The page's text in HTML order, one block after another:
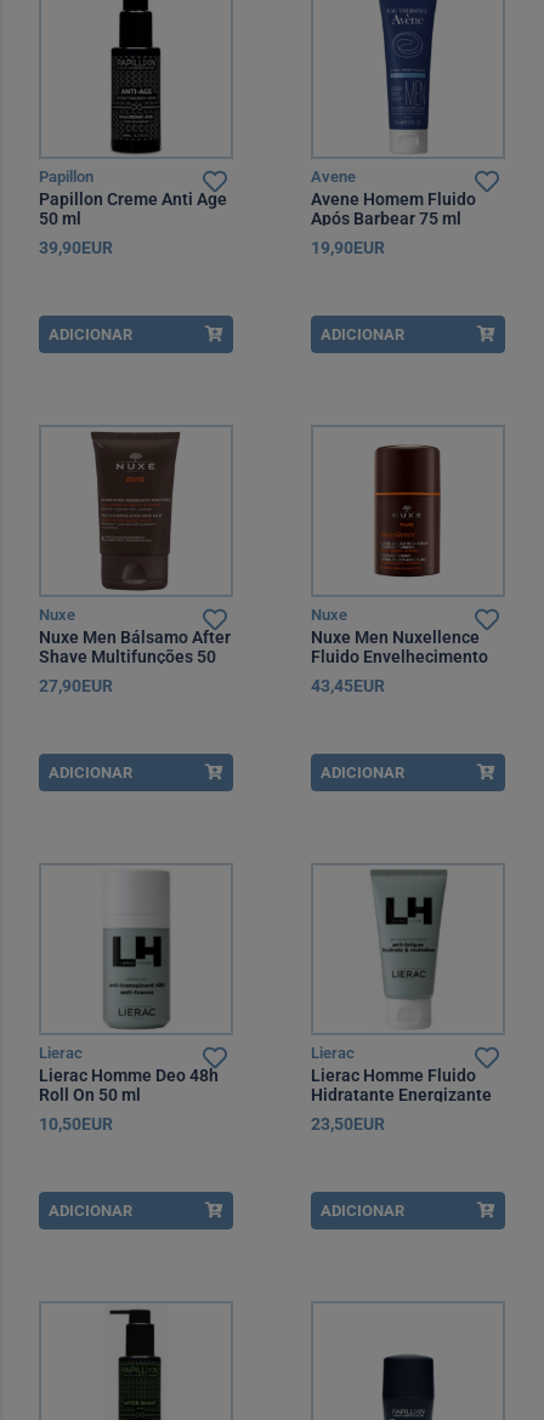
Papillon
Papillon Creme Anti Age
50 ml
39,90EUR
ADICIONAR
Avene
Avene Homem Fluido
Após Barbear 75 ml
19,90EUR
ADICIONAR
Nuxe
Nuxe Men Bálsamo After
Shave Multifunções 50
ml
27,90EUR
ADICIONAR
Nuxe
Nuxe Men Nuxellence
Fluido Envelhecimento
50 ml
43,45EUR
ADICIONAR
Lierac
Lierac Homme Deo 48h
Roll On 50 ml
10,50EUR
ADICIONAR
Lierac
Lierac Homme Fluido
Hidratante Energizante
50 ml
23,50EUR
ADICIONAR